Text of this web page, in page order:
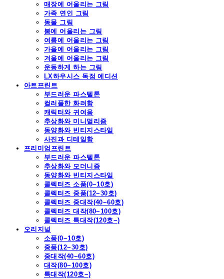
매장에 어울리는 그림
가족 연인 그림
동물 그림
봄에 어울리는 그림
여름에 어울리는 그림
가을에 어울리는 그림
겨울에 어울리는 그림
운동하게 하는 그림
LX하우시스 독점 에디션
아트프린트
부드러운 파스텔톤
컬러풀한 화려함
캐릭터와 귀여움
추상화와 미니멀리즘
동양화와 빈티지스타일
사진과 디테일함
프리미엄프린트
부드러운 파스텔톤
추상화와 모더니즘
동양화와 빈티지스타일
콜렉터즈 소품(0~10호)
콜렉터즈 중품(12~30호)
콜렉터즈 중대작(40~60호)
콜렉터즈 대작(80~100호)
콜렉터즈 특대작(120호~)
오리지널
소품(0~10호)
중품(12~30호)
중대작(40~60호)
대작(80~100호)
특대작(120호~)